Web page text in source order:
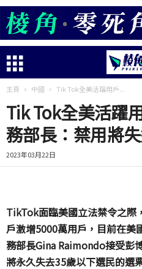
主頁 中國 Tik Tok全美活躍用戶...
Tik Tok全美活躍
務部長：禁用將
2023年03月22日
TikTok面臨美國立法禁令之際
戶激增5000萬用戶，目前在美
務部長Gina Raimondo接受彭
將永久失去35歲以下選民的選